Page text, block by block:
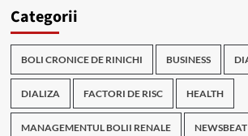
Categorii
BOLI CRONICE DE RINICHI BUSINESS
DIALIZA FACTORI DE RISC HEALTH
MANAGEMENTUL BOLII RENALE NEWSBEAT